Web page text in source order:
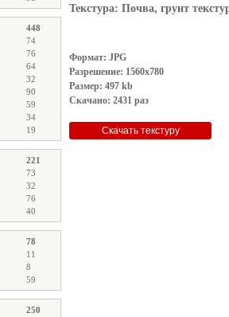
448
74
76
64
32
90
59
34
19
221
73
32
76
40
78
11
8
59
250
Текстура: Почва, грунт
Формат: JPG
Разрешение: 1560x780
Размер: 497 kb
Скачано: 2431 раз